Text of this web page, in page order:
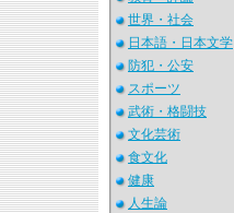
世界・社会
日本語・日本文学
防犯・公安
スポーツ
武術・格闘技
文化芸術
食文化
健康
人生論